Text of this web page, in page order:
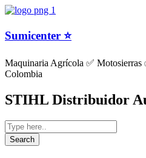
Sumicenter ⭐
Maquinaria Agrícola ✅ Motosierras
Colombia
STIHL Distribuidor